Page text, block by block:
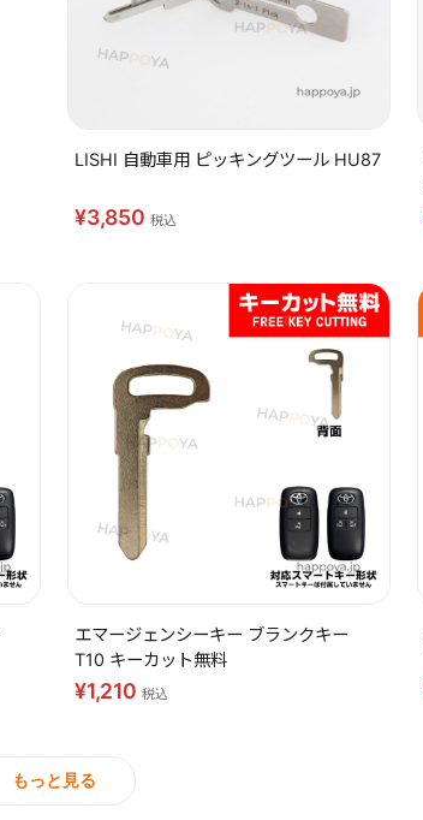
LISHI 自動車用 ピッキングツール HU87
¥3,850 税込
エマージェンシーキー ブランクキー
T10 キーカット無料
¥1,210 税込
もっと見る